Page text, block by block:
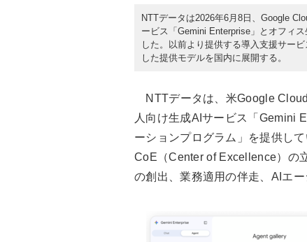
NTTデータは2026年6月8日、Google
ービス「Gemini Enterprise」とオフィ
した。以前より提供する導入支援サー
した提供モデルを国内に展開する。
NTTデータは、米Google
人向け生成AIサービス「Gemini
ーションプログラム」を提供し
CoE（Center of Excellence）の
の創出、業務適用の伴走、AIエ